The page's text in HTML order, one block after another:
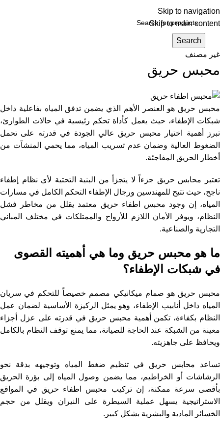
Skip to navigation
Skip to main content
Search
غير مصنف
محبس حريق
محبس حريق هو العنصر الأهم الذي يضمن تدفق المياه بفاعلية داخل
شبكات الإطفاء، حيث يعمل كأداة تحكم رئيسية في حالات الطوارئ،
تبرز أهمية اختيار محبس حريق عالي الجودة في قدرته على تحمل
الضغوط العالية وضمان عدم تسريب المياه، مما يحمي المنشآت من
أخطار الحريق المفاجئة.
تعتبر محابس حريق جزءاً لا يتجزأ من البنية التحتية لأي نظام إطفاء
ناجح، حيث تتيح للمهندسين ورجال الإطفاء التحكم الكامل في مسارات
المياه، إن وجود محبس اطفاء حريق معتمد يقلل من مخاطر فشل
النظام، ويوفر الأمان اللازم للأرواح والممتلكات في مختلف المباني
التجارية والصناعية.
ما هو محبس حريق وما هي أهميته القصوى
في شبكات الإطفاء؟
محبس حريق هو صمام ميكانيكي مصمم خصيصاً للتحكم في سريان
المياه داخل أنابيب الإطفاء، وهو يمثل الركيزة الأساسية لضمان عمل
النظام بكفاءة، تكمن أهمية محبس حريق في قدرته على عزل أجزاء
معينة من الشبكة عند الحاجة للصيانة، مما يمنع توقف النظام بالكامل
ويحافظ على جاهزيته.
تساعد محابس حريق في تنظيم ضغط المياه وتوجيهه بدقة نحو
الرشاشات أو الخراطيم، مما يضمن وصول المياه إلى بؤرة الحريق
بأقصى سرعة ممكنة، إن تركيب محبس اطفاء حريق في المواقع
الاستراتيجية يسهل عملية السيطرة على النيران ويقلل من حجم
الخسائر المادية والبشرية بشكل كبير.